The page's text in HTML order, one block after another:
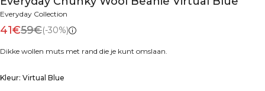
Everyday Collection
41€59€(-30%)
Dikke wollen muts met rand die je kunt omslaan.
Kleur: Virtual Blue